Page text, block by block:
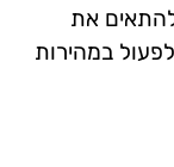
את
במהירות